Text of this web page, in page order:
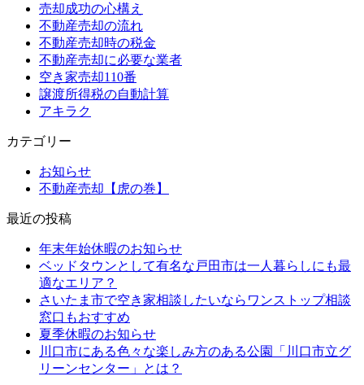
売却成功の心構え
不動産売却の流れ
不動産売却時の税金
不動産売却に必要な業者
空き家売却110番
譲渡所得税の自動計算
アキラク
カテゴリー
お知らせ
不動産売却【虎の巻】
最近の投稿
年末年始休暇のお知らせ
ベッドタウンとして有名な戸田市は一人暮らしにも最
適なエリア？
さいたま市で空き家相談したいならワンストップ相談
窓口もおすすめ
夏季休暇のお知らせ
川口市にある色々な楽しみ方のある公園「川口市立グ
リーンセンター」とは？